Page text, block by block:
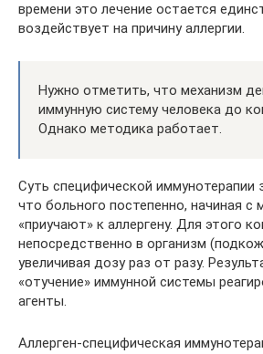
времени это лечение остается
воздействует на причину аллергии.
Нужно отметить, что механизм
иммунную систему человека до
Однако методика работает.
Суть специфической иммунотерапии
что больного постепенно, начиная с
«приучают» к аллергену. Для этого
непосредственно в организм
увеличивая дозу раз от разу.
«отучение» иммунной системы
агенты.
Аллерген-специфическая